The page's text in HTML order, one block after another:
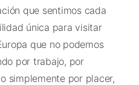
que sentimos cada
única para visitar
que no podemos
por trabajo, por
simplemente por placer,